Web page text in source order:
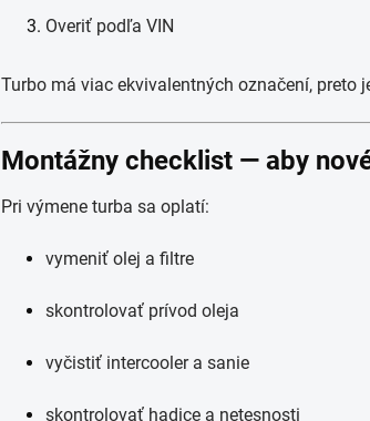
Overiť podľa VIN
Turbo má viac ekvivalentných označení, preto
Montážny checklist — aby
Pri výmene turba sa oplatí:
vymeniť olej a filtre
skontrolovať prívod oleja
vyčistiť intercooler a sanie
skontrolovať hadice a netesnosti